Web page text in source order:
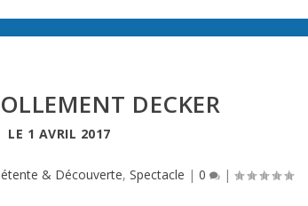
DECKER
LE 1 AVRIL 2017
& Découverte,Spectacle |0 |